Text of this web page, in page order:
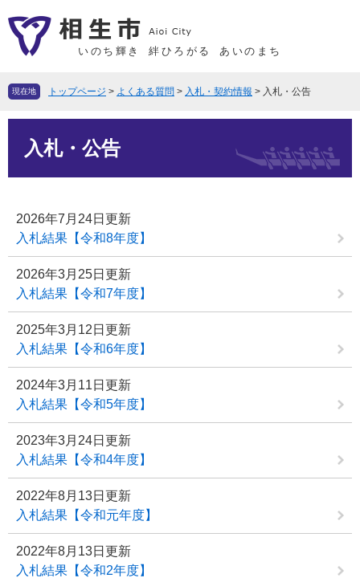
ー
先
ニ
を
いのち輝き 絆ひろがる あいのまち
現在地 トップページ > よくある質問 > 入札・契約情報 > 入札・公告
入札・公告
2026年7月24日更新
入札結果【令和8年度】
2026年3月25日更新
入札結果【令和7年度】
2025年3月12日更新
入札結果【令和6年度】
2024年3月11日更新
入札結果【令和5年度】
2023年3月24日更新
入札結果【令和4年度】
2022年8月13日更新
入札結果【令和元年度】
2022年8月13日更新
入札結果【令和2年度】